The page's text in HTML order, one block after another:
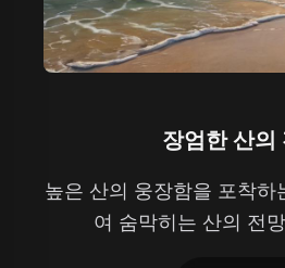
장엄한 산의
높은 산의 웅장함을 포착하
여 숨막히는 산의 전